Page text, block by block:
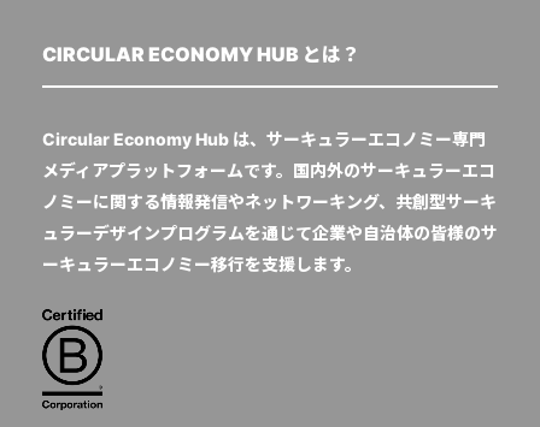
CIRCULAR ECONOMY HUB とは？
Circular Economy Hub は、サーキュラーエコノミー専門
メディアプラットフォームです。国内外のサーキュラーエコ
ノミーに関する情報発信やネットワーキング、共創型サーキ
ュラーデザインプログラムを通じて企業や自治体の皆様のサ
ーキュラーエコノミー移行を支援します。